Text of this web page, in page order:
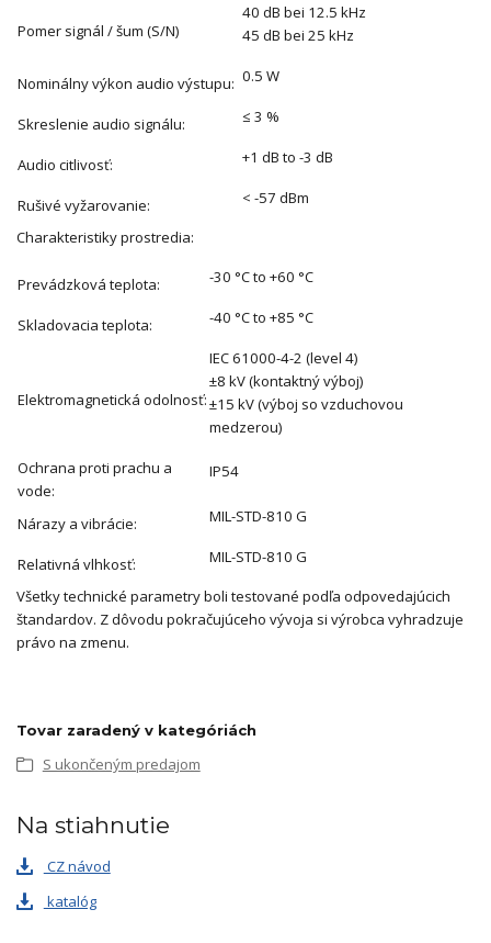
Pomer signál / šum (S/N)
40 dB bei 12.5 kHz
45 dB bei 25 kHz
Nominálny výkon audio výstupu: 0.5 W
Skreslenie audio signálu: ≤ 3 %
Audio citlivosť: +1 dB to -3 dB
Rušivé vyžarovanie:
< -57 dBm
Charakteristiky prostredia:
Prevádzková teplota: -30 °C to +60 °C
Skladovacia teplota: -40 °C to +85 °C
Elektromagnetická odolnosť:
IEC 61000-4-2 (level 4)
±8 kV (kontaktný výboj)
±15 kV (výboj so vzduchovou
medzerou)
Ochrana proti prachu a
vode:
IP54
Nárazy a vibrácie: MIL-STD-810 G
Relativná vlhkosť:
MIL-STD-810 G
Všetky technické parametry boli testované podľa odpovedajúcich
štandardov. Z dôvodu pokračujúceho vývoja si výrobca vyhradzuje
právo na zmenu.
Tovar zaradený v kategóriách
S ukončeným predajom
Na stiahnutie
CZ návod
katalóg